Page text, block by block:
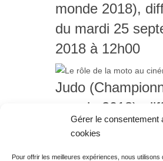
Gérer le consentement
cookies
Pour offrir les meilleures expériences, nous utilisons
monde 2018),
du mardi 25
2018 à 12h00
Judo
monde 2018),
du mardi 25